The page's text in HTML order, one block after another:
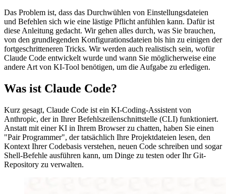
Das Problem ist, dass das Durchwühlen von Einstellungsdateien
und Befehlen sich wie eine lästige Pflicht anfühlen kann. Dafür ist
diese Anleitung gedacht. Wir gehen alles durch, was Sie brauchen,
von den grundlegenden Konfigurationsdateien bis hin zu einigen der
fortgeschritteneren Tricks. Wir werden auch realistisch sein, wofür
Claude Code entwickelt wurde und wann Sie möglicherweise eine
andere Art von KI-Tool benötigen, um die Aufgabe zu erledigen.
Was ist Claude Code?
Kurz gesagt, Claude Code ist ein KI-Coding-Assistent von
Anthropic, der in Ihrer Befehlszeilenschnittstelle (CLI) funktioniert.
Anstatt mit einer KI in Ihrem Browser zu chatten, haben Sie einen
"Pair Programmer", der tatsächlich Ihre Projektdateien lesen, den
Kontext Ihrer Codebasis verstehen, neuen Code schreiben und sogar
Shell-Befehle ausführen kann, um Dinge zu testen oder Ihr Git-
Repository zu verwalten.